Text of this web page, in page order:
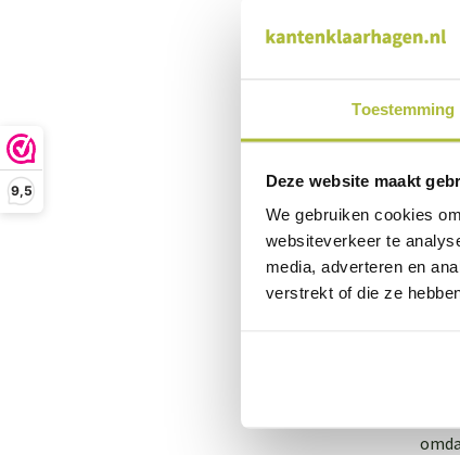
Toestemming
Deze website maakt
We gebruiken cookies
websiteverkeer te
media, adverteren en
verstrekt of die ze
9,5